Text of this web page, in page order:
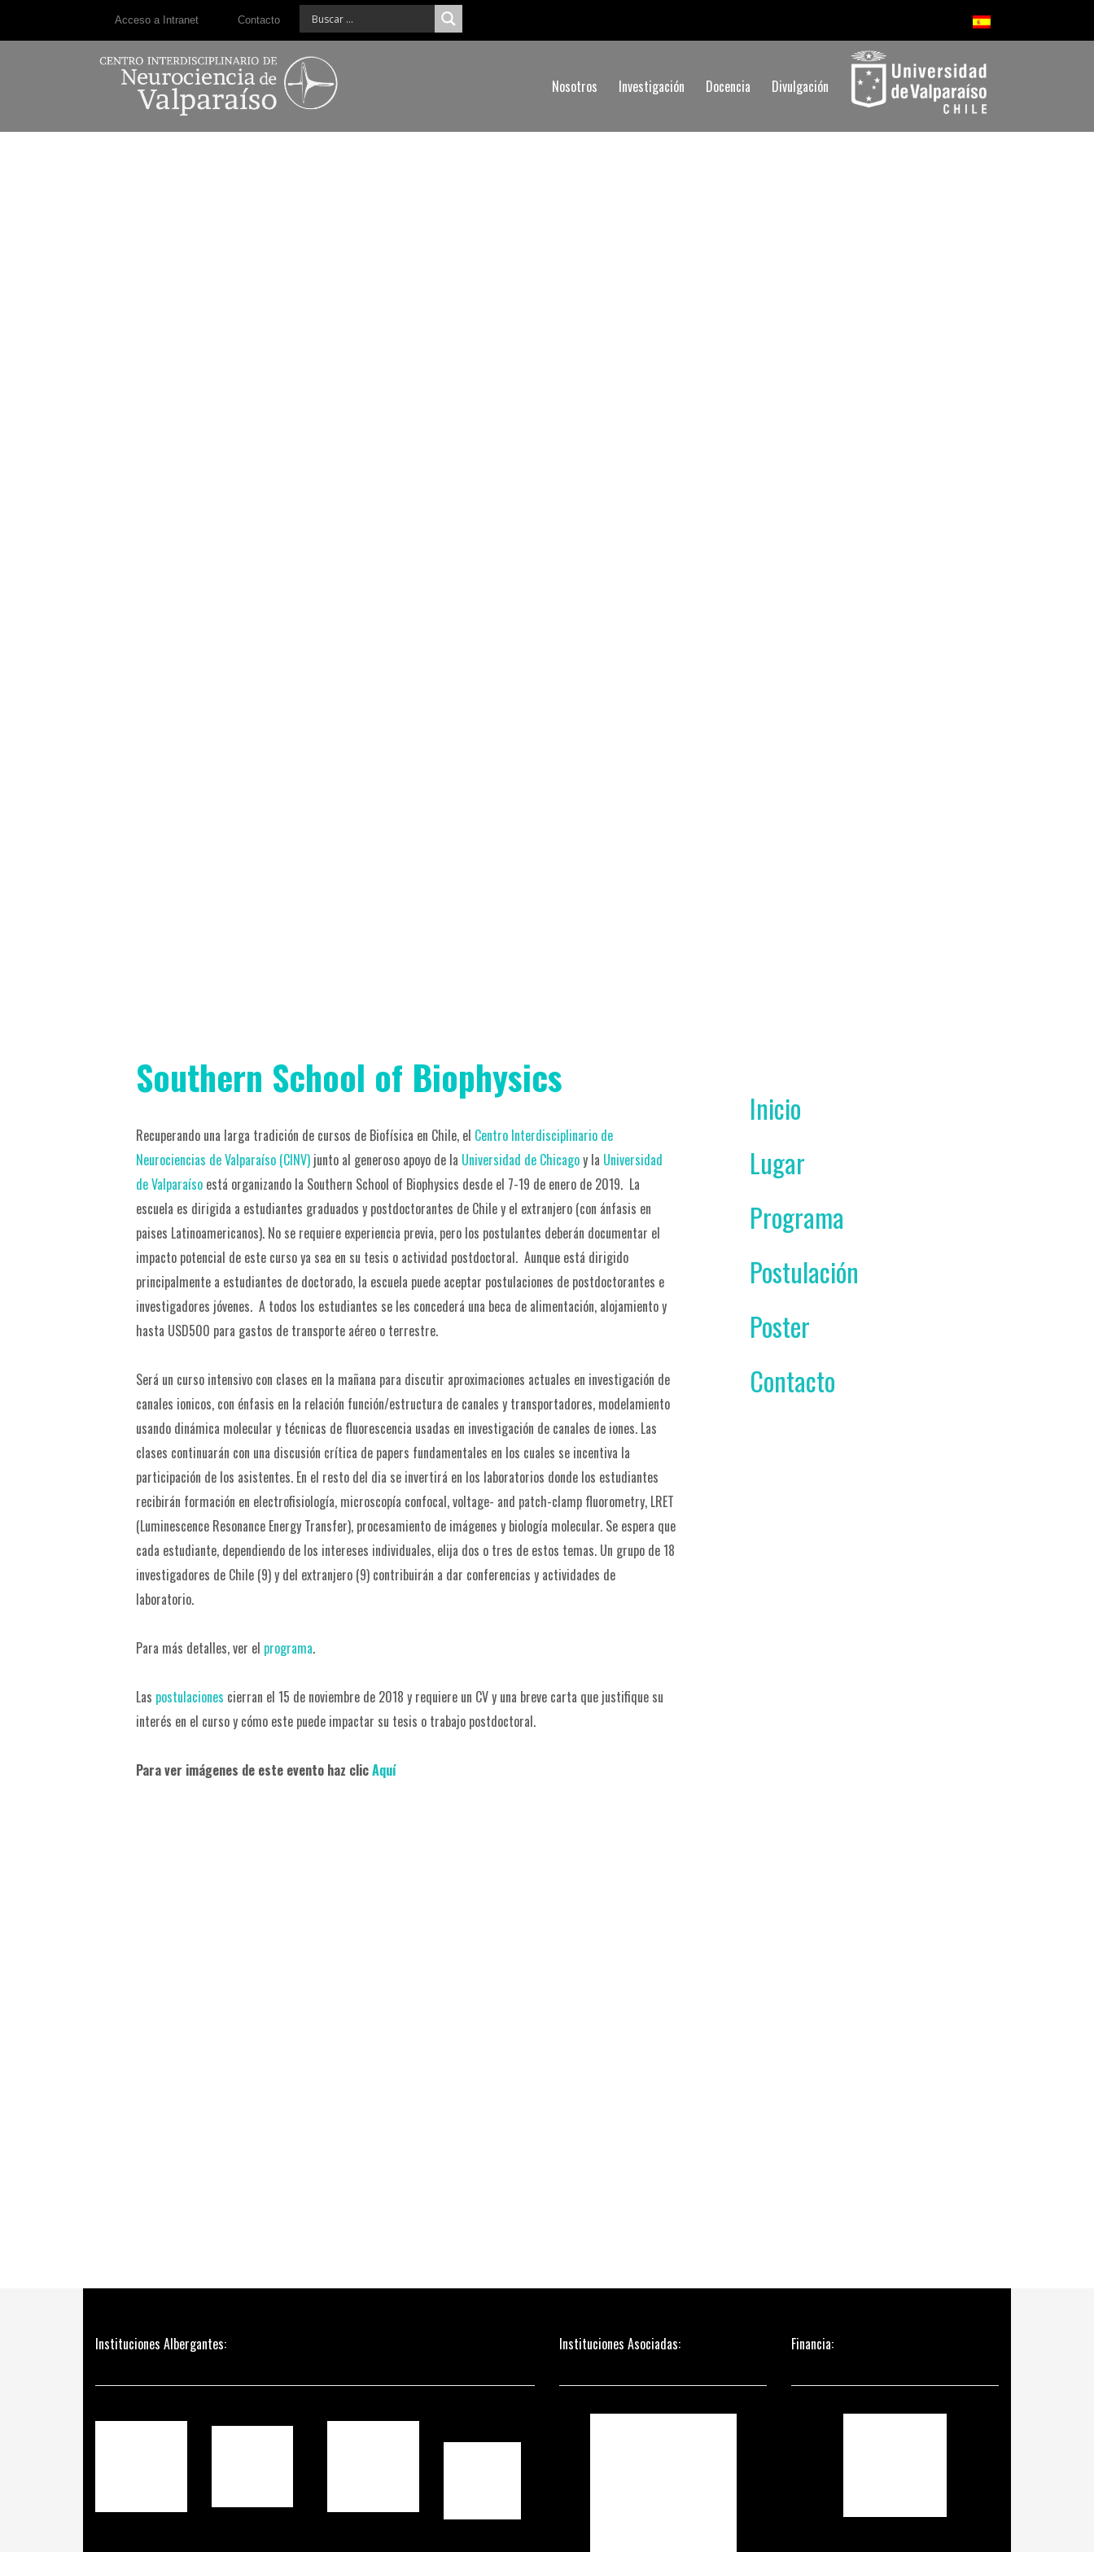
Acceso a Intranet Contacto
Nosotros Investigación Docencia Divulgación
Southern School of Biophysics
Recuperando una larga tradición de cursos de Biofísica en Chile, el Centro Interdisciplinario de
Neurociencias de Valparaíso (CINV) junto al generoso apoyo de la Universidad de Chicagoy la Universidad
de Valparaíso está organizando la Southern School of Biophysics desde el 7-19 de enero de 2019. La
escuela es dirigida a estudiantes graduados y postdoctorantes de Chile y el extranjero (con ánfasis en
paises Latinoamericanos). No se requiere experiencia previa, pero los postulantes deberán documentar el
impacto potencial de este curso ya sea en su tesis o actividad postdoctoral. Aunque está dirigido
principalmente a estudiantes de doctorado, la escuela puede aceptar postulaciones de postdoctorantes e
investigadores jóvenes. A todos los estudiantes se les concederá una beca de alimentación, alojamiento y
hasta USD500 para gastos de transporte aéreo o terrestre.
Será un curso intensivo con clases en la mañana para discutir aproximaciones actuales en investigación de
canales ionicos, con énfasis en la relación función/estructura de canales y transportadores, modelamiento
usando dinámica molecular y técnicas de fluorescencia usadas en investigación de canales de iones. Las
clases continuarán con una discusión crítica de papers fundamentales en los cuales se incentiva la
participación de los asistentes. En el resto del dia se invertirá en los laboratorios donde los estudiantes
recibirán formación en electrofisiología, microscopía confocal, voltage- and patch-clamp fluorometry, LRET
(Luminescence Resonance Energy Transfer), procesamiento de imágenes y biología molecular. Se espera que
cada estudiante, dependiendo de los intereses individuales, elija dos o tres de estos temas. Un grupo de 18
investigadores de Chile (9) y del extranjero (9) contribuirán a dar conferencias y actividades de
laboratorio.
Para más detalles, ver el programa.
Las postulaciones cierran el 15 de noviembre de 2018 y requiere un CV y una breve carta que justifique su
interés en el curso y cómo este puede impactar su tesis o trabajo postdoctoral.
Para ver imágenes de este evento haz clicAquí
Inicio
Lugar
Programa
Postulación
Poster
Contacto
Instituciones Albergantes: Instituciones Asociadas: Financia: